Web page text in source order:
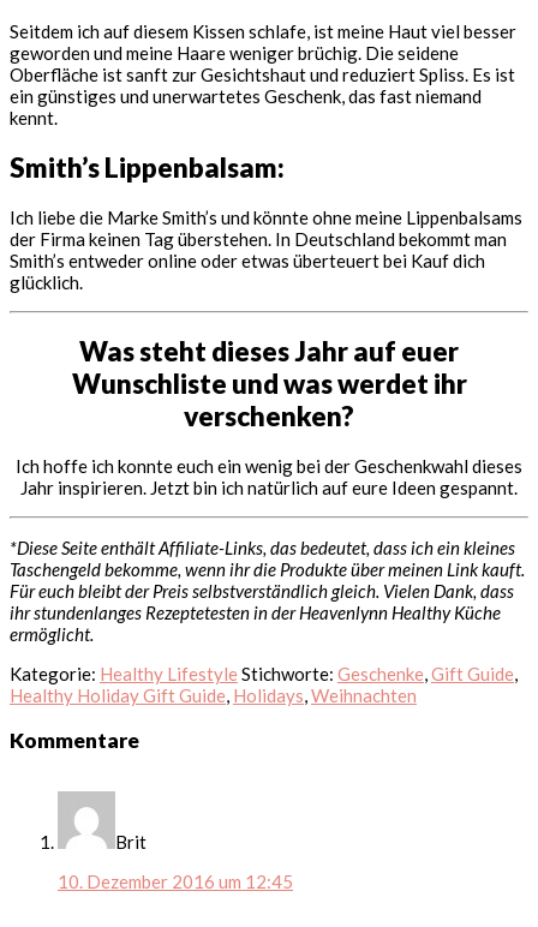
Seitdem ich auf diesem Kissen schlafe, ist meine Haut viel besser
geworden und meine Haare weniger brüchig. Die seidene
Oberfläche ist sanft zur Gesichtshaut und reduziert Spliss. Es ist
ein günstiges und unerwartetes Geschenk, das fast niemand
kennt.
Smith’s Lippenbalsam:
Ich liebe die Marke Smith’s und könnte ohne meine Lippenbalsams
der Firma keinen Tag überstehen. In Deutschland bekommt man
Smith’s entweder online oder etwas überteuert bei Kauf dich
glücklich.
Was steht dieses Jahr auf euer
Wunschliste und was werdet ihr
verschenken?
Ich hoffe ich konnte euch ein wenig bei der Geschenkwahl dieses
Jahr inspirieren. Jetzt bin ich natürlich auf eure Ideen gespannt.
*Diese Seite enthält Affiliate-Links, das bedeutet, dass ich ein kleines
Taschengeld bekomme, wenn ihr die Produkte über meinen Link kauft.
Für euch bleibt der Preis selbstverständlich gleich. Vielen Dank, dass
ihr stundenlanges Rezeptetesten in der Heavenlynn Healthy Küche
ermöglicht.
Kategorie: Healthy LifestyleStichworte: Geschenke,Gift Guide,
Healthy Holiday Gift Guide, Holidays,Weihnachten
Leser-
Kommentare
Brit
10. Dezember 2016 um 12:45